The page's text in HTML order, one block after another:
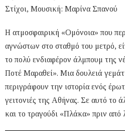
Στίχοι, Μουσική: Μαρίνα Σπανού
Η ατμοσφαιρική «Ομόνοια» που
αγνώστων στο σταθμό του μετρό,
το πολύ ενδιαφέρον άλμπουμ της
Ποτέ Μαραθεί». Μια δουλειά
περιγράφουν την ιστορία ενός
γειτονιές της Αθήνας. Σε αυτό το
και το τραγούδι «Πλάκα» πριν από